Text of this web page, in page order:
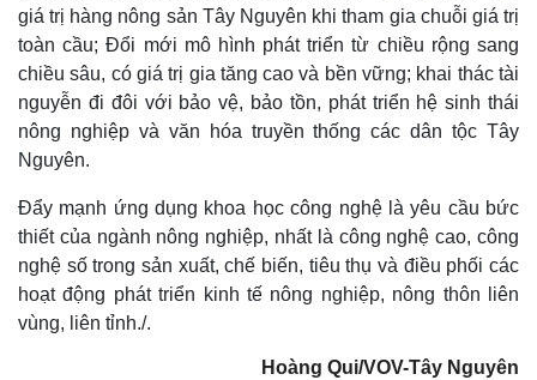
Pháp luật
Vụ án
Tin nóng
Tư vấn luật
Quân sự - Quốc phòng
Vũ khí
Việt Nam
Phân tích
giá trị hàng nông sản Tây Nguyên khi tham gia chuỗi giá trị
toàn cầu; Đổi mới mô hình phát triển từ chiều rộng sang
chiều sâu, có giá trị gia tăng cao và bền vững; khai thác tài
nguyễn đi đôi với bảo vệ, bảo tồn, phát triển hệ sinh thái
nông nghiệp và văn hóa truyền thống các dân tộc Tây
Nguyên.
Đẩy mạnh ứng dụng khoa học công nghệ là yêu cầu bức
thiết của ngành nông nghiệp, nhất là công nghệ cao, công
nghệ số trong sản xuất, chế biến, tiêu thụ và điều phối các
hoạt động phát triển kinh tế nông nghiệp, nông thôn liên
vùng, liên tỉnh./.
Hoàng Qui/VOV-Tây Nguyên